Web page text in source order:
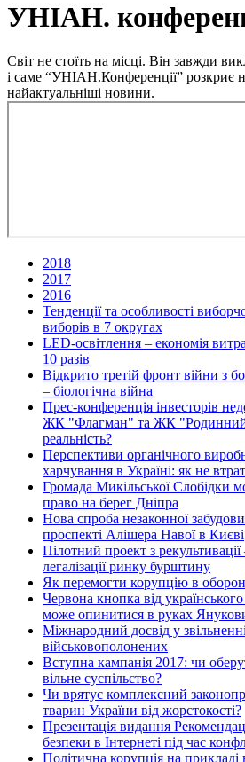
УНІАН.
Світ не стоїть на місці. Він завжди
і саме “УНІАН.Конференції” розкриє
найактуальніші новини.
2018
2017
2016
Тенденції та особливості
виборів в 7 округах
LED-освітлення – економія
10 разів
Відкрито третій фронт війни з
– біологічна війна
Прес-конференція інвесторів
ЖК "Флагман" та ЖК "Родинний
реальність?
Перспективи органічного
харчування в Україні: як не
Громада Микільської Слобідки
право на берег Дніпра
Нова спроба незаконної
проспекті Алішера Навої в Києві
Пілотний проект з
легалізації ринку бурштину
Як перемогти корупцію в
Червона кнопка від
може опинитися в руках
Міжнародний досвід у
військовополонених
Вступна кампанія 2017: чи
вільне суспільство?
Чи врятує комплексний
тварин України від жорстокості?
Презентація видання
безпеки в Інтернеті під час
Політична корупція на прикладі